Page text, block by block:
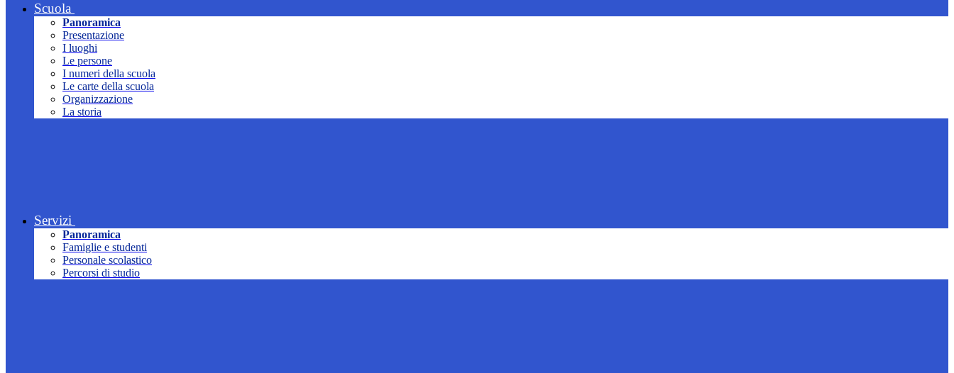
Scuola
Panoramica
Presentazione
I luoghi
Le persone
I numeri della scuola
Le carte della scuola
Organizzazione
La storia
Servizi
Panoramica
Famiglie e studenti
Personale scolastico
Percorsi di studio